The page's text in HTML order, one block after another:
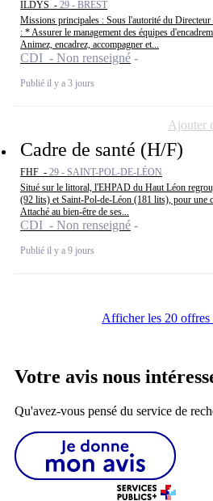
ILDYS - 29 - BREST
Missions principales : Sous l'autorité du
: * Assurer le management des équipes
Animez, encadrez, accompagner et...
CDI - Non renseigné
Publié il y a 3 jours
Cadre de santé (H/F)
FHF - 29 - SAINT-POL-DE-LÉON
Situé sur le littoral, l'EHPAD du Haut Léon
(92 lits) et Saint-Pol-de-Léon (181 lits), pour une
Attaché au bien-être de ses...
CDI - Non renseigné
Publié il y a 9 jours
Ajouter
Afficher les 20 offres
Votre avis nous
Qu'avez-vous pensé du service de